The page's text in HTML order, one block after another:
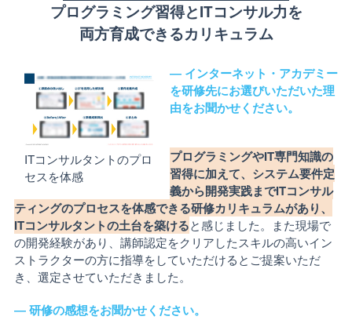
プログラミング習得とITコンサル力を
両方育成できるカリキュラム
ITコンサルタントのプロ
セスを体感
― インターネット・アカデミー
を研修先にお選びいただいた理
由をお聞かせください。
プログラミングやIT専門知識の
習得に加えて、システム要件定
義から開発実践までITコンサル
ティングのプロセスを体感できる研修カリキュラムがあり、
ITコンサルタントの土台を築けると感じました。また現場で
の開発経験があり、講師認定をクリアしたスキルの高いイン
ストラクターの方に指導をしていただけるとご提案いただ
き、選定させていただきました。
― 研修の感想をお聞かせください。